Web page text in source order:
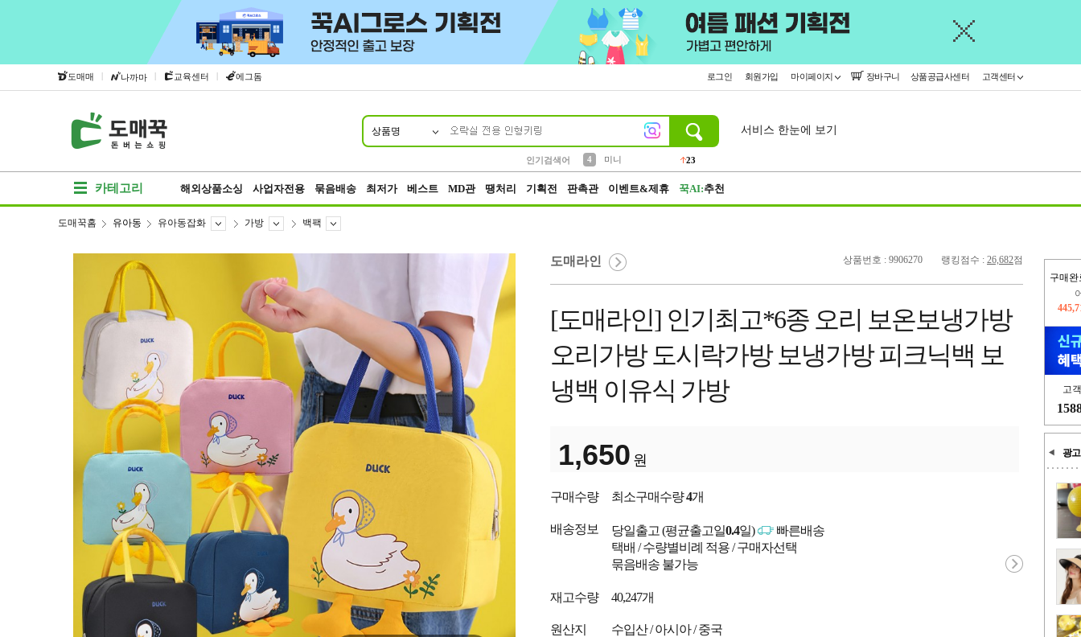
도매매 | 나까마 | 교육센터 | 에그돔 로그인 회원가입 마이페이지 장바구니 상품공급사센터 고객센터
상품명
인기검색어
4
미니
23
서비스 한눈에 보기
카테고리 해외상품소싱 사업자전용 묶음배송 최저가 베스트 MD관 땡처리 기획전 판촉관 이벤트&제휴 꾹AI:추천
구매완
오
고
광고
도매꾹홈 유아동 유아동잡화 가방 백팩
상품번호 : 9906270 랭킹점수 : 26,682점
도매라인
[도매라인] 인기최고*6종 오리 보온보냉가방
오리가방 도시락가방 보냉가방 피크닉백 보
냉백 이유식 가방
1,650 원
구매수량 최소구매수량4개
배송정보 당일출고 (평균출고일0.4일)
빠른배송
택배 / 수량별비례 적용 / 구매자선택
묶음배송 불가능
재고수량 40,247개
원산지 수입산 / 아시아 / 중국